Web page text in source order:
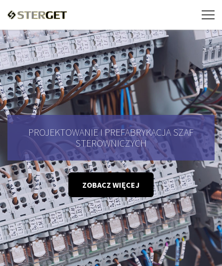
PROJEKTOWANIE I PREFABRYKACJA SZAF
STEROWNICZYCH
ZOBACZ WIĘCEJ